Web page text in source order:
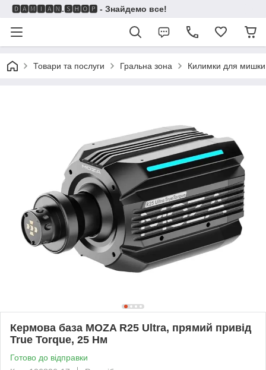
🅳🅰🅼🅸🅰🅽.🆂🅷🅾🅿 - Знайдемо все!
Товари та послуги Гральна зона Килимки для мишки
Кермова база MOZA R25 Ultra, прямий привід
True Torque, 25 Нм
Готово до відправки